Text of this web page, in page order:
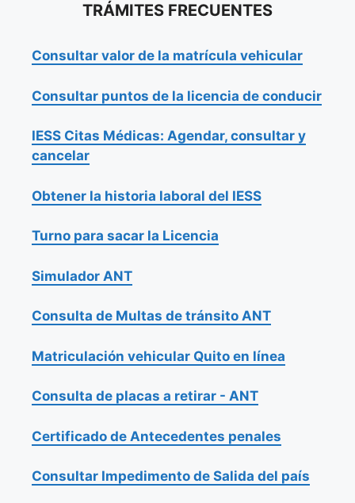
TRÁMITES FRECUENTES
Consultar valor de la matrícula vehicular
Consultar puntos de la licencia de conducir
IESS Citas Médicas: Agendar, consultar y
cancelar
Obtener la historia laboral del IESS
Turno para sacar la Licencia
Simulador ANT
Consulta de Multas de tránsito ANT
Matriculación vehicular Quito en línea
Consulta de placas a retirar - ANT
Certificado de Antecedentes penales
Consultar Impedimento de Salida del país